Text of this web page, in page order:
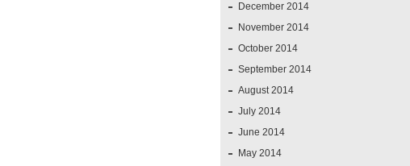
December 2014
November 2014
October 2014
September 2014
August 2014
July 2014
June 2014
May 2014